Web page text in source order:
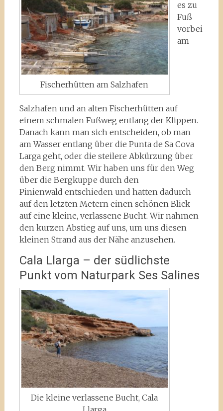
Fischerhütten am Salzhafen
es zu
Fuß
vorbei
am
Salzhafen und an alten Fischerhütten auf
einem schmalen Fußweg entlang der Klippen.
Danach kann man sich entscheiden, ob man
am Wasser entlang über die Punta de Sa Cova
Larga geht, oder die steilere Abkürzung über
den Berg nimmt. Wir haben uns für den Weg
über die Bergkuppe durch den
Pinienwald entschieden und hatten dadurch
auf den letzten Metern einen schönen Blick
auf eine kleine, verlassene Bucht. Wir nahmen
den kurzen Abstieg auf uns, um uns diesen
kleinen Strand aus der Nähe anzusehen.
Cala Llarga – der südlichste
Punkt vom Naturpark Ses Salines
Die kleine verlassene Bucht, Cala